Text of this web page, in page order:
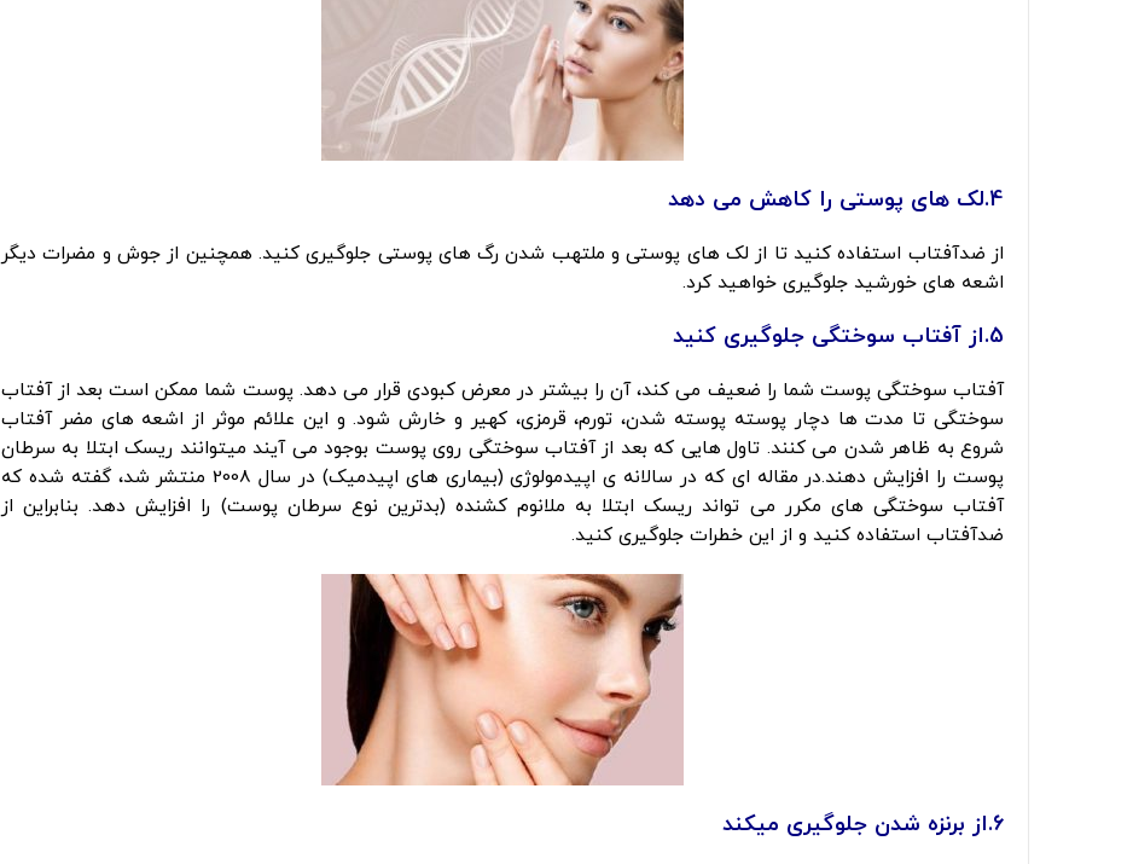
4.لک های پوستی را کاهش می دهد
از ضدآفتاب استفاده کنید تا از لک های پوستی و ملتهب شدن رگ های پوستی جلوگیری کنید. همچنین از جوش و مضرات دیگر
اشعه های خورشید جلوگیری خواهید کرد.
5.از آفتاب سوختگی جلوگیری کنید
آفتاب سوختگی پوست شما را ضعیف می کند، آن را بیشتر در معرض کبودی قرار می دهد. پوست شما ممکن است بعد از آفتاب
سوختگی تا مدت ها دچار پوسته پوسته شدن، تورم، قرمزی، کهیر و خارش شود. و این علائم موثر از اشعه های مضر آفتاب
شروع به ظاهر شدن می کنند. تاول هایی که بعد از آفتاب سوختگی روی پوست بوجود می آیند میتوانند ریسک ابتلا به سرطان
پوست را افزایش دهند.در مقاله ای که در سالانه ی اپیدمولوژی (بیماری های اپیدمیک) در سال 2008 منتشر شد، گفته شده که
آفتاب سوختگی های مکرر می تواند ریسک ابتلا به ملانوم کشنده (بدترین نوع سرطان پوست) را افزایش دهد. بنابراین از
ضدآفتاب استفاده کنید و از این خطرات جلوگیری کنید.
6.از برنزه شدن جلوگیری میکند